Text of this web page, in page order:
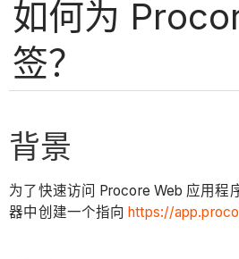
如何为
签？
背景
为了快速访问 Procore Web 应用程
器中创建一个指向 https://